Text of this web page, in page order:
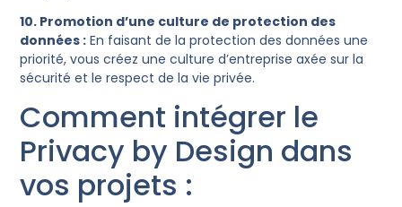
10. Promotion d’une culture de protection des
données : En faisant de la protection des données une
priorité, vous créez une culture d’entreprise axée sur la
sécurité et le respect de la vie privée.
Comment intégrer le
Privacy by Design dans
vos projets :